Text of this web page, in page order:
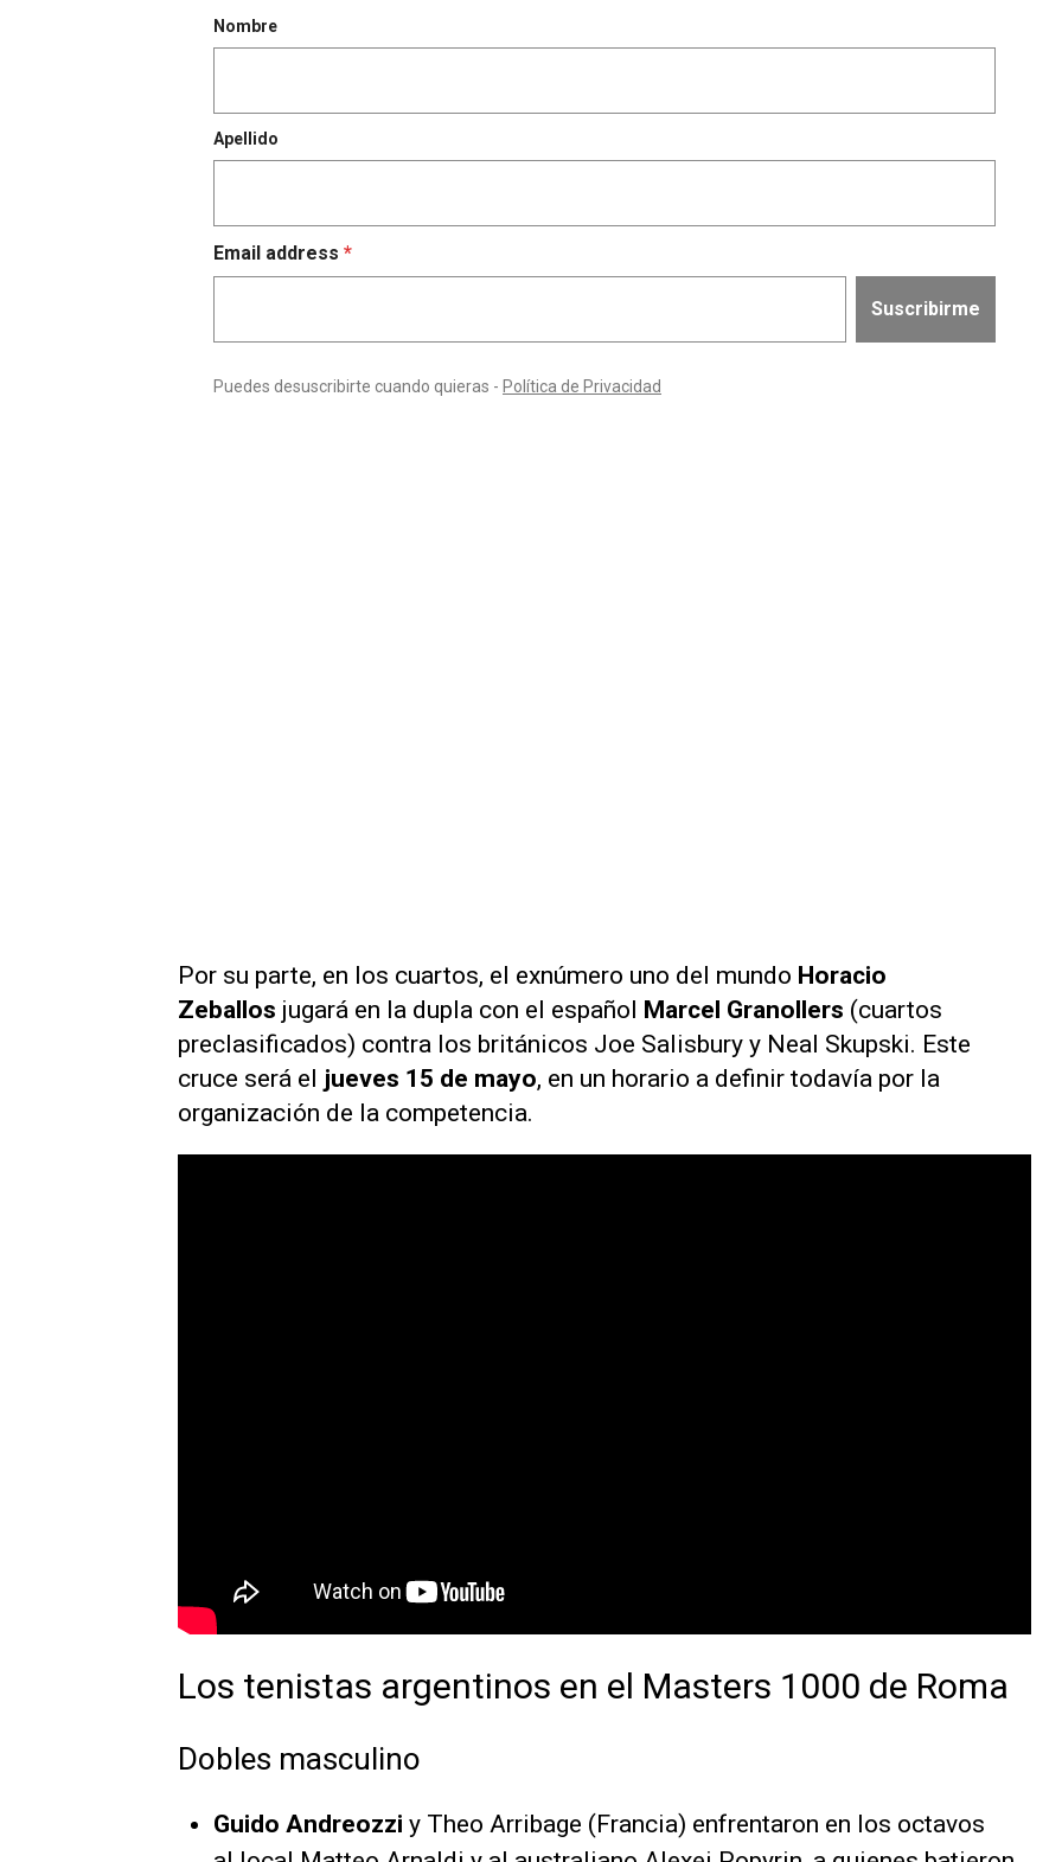
Por su parte, en los cuartos, el exnúmero uno del mundo Horacio
Zeballos jugará en la dupla con el español Marcel Granollers (cuartos
preclasificados) contra los británicos Joe Salisbury y Neal Skupski. Este
cruce será el jueves 15 de mayo, en un horario a definir todavía por la
organización de la competencia.
Los tenistas argentinos en el Masters 1000 de Roma
Dobles masculino
Guido Andreozzi y Theo Arribage (Francia) enfrentaron en los octavos